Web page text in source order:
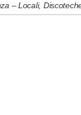
– Locali,